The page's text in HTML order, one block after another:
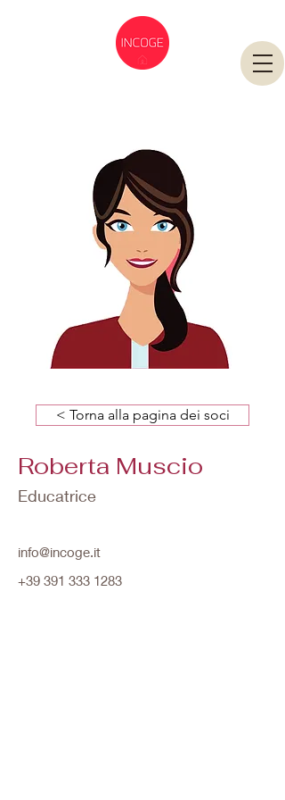
< Torna alla pagina dei soci
Roberta Muscio
Educatrice
info@incoge.it
+39 391 333 1283